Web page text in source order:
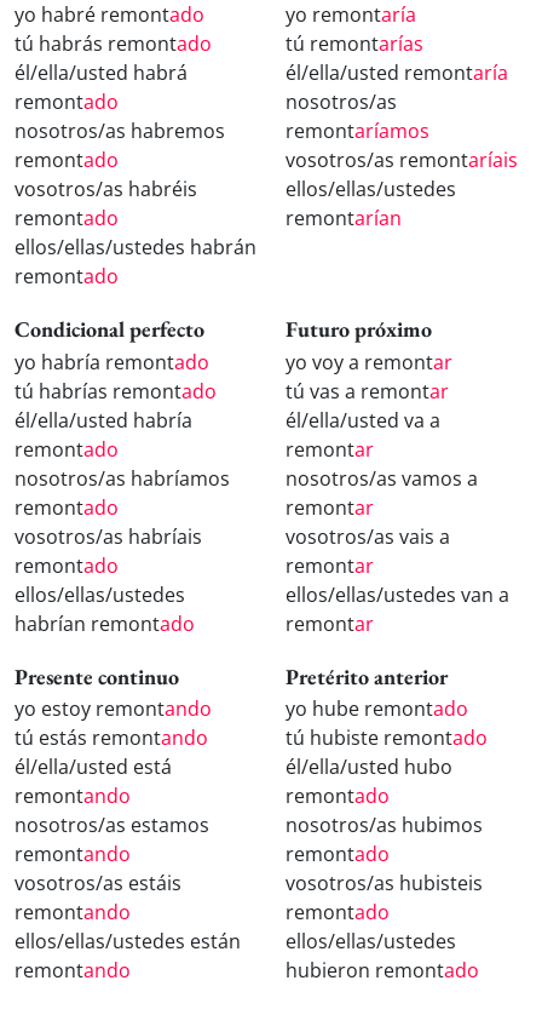
yo habré remontado
tú habrás remontado
él/ella/usted habrá
remontado
nosotros/as habremos
remontado
vosotros/as habréis
remontado
ellos/ellas/ustedes habrán
remontado
yo remontaría
tú remontarías
él/ella/usted remontaría
nosotros/as
remontaríamos
vosotros/as remontaríais
ellos/ellas/ustedes
remontarían
Condicional perfecto
yo habría remontado
tú habrías remontado
él/ella/usted habría
remontado
nosotros/as habríamos
remontado
vosotros/as habríais
remontado
ellos/ellas/ustedes
habrían remontado
Futuro próximo
yo voy a remontar
tú vas a remontar
él/ella/usted va a
remontar
nosotros/as vamos a
remontar
vosotros/as vais a
remontar
ellos/ellas/ustedes van a
remontar
Presente continuo
yo estoy remontando
tú estás remontando
él/ella/usted está
remontando
nosotros/as estamos
remontando
vosotros/as estáis
remontando
ellos/ellas/ustedes están
remontando
Pretérito anterior
yo hube remontado
tú hubiste remontado
él/ella/usted hubo
remontado
nosotros/as hubimos
remontado
vosotros/as hubisteis
remontado
ellos/ellas/ustedes
hubieron remontado